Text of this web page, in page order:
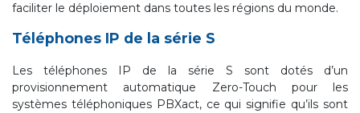
faciliter le déploiement dans toutes les régions du monde.
Téléphones IP de la série S
Les téléphones IP de la série S sont dotés d’un
provisionnement automatique Zero-Touch pour les
systèmes téléphoniques PBXact, ce qui signifie qu’ils sont